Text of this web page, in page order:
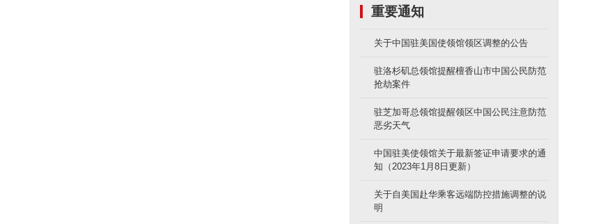
重要通知
关于中国驻美国使领馆领区调整的公告
驻洛杉矶总领馆提醒檀香山市中国公民防范
抢劫案件
驻芝加哥总领馆提醒领区中国公民注意防范
恶劣天气
中国驻美使领馆关于最新签证申请要求的通
知（2023年1月8日更新）
关于自美国赴华乘客远端防控措施调整的说
明